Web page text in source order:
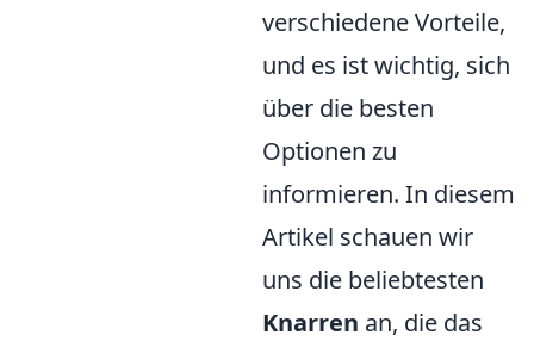
verschiedene Vorteile,
und es ist wichtig, sich
über die besten
Optionen zu
informieren. In diesem
Artikel schauen wir
uns die beliebtesten
Knarren an, die das